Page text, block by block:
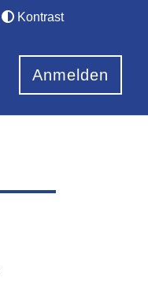
Kontrast
Anmelden